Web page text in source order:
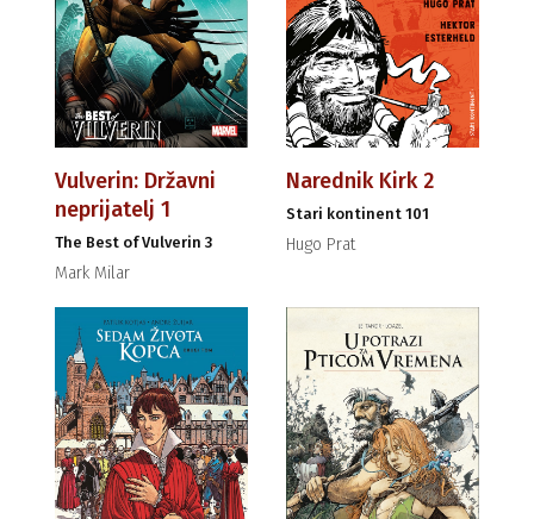
Vulverin: Državni
neprijatelj 1
The Best of Vulverin 3
Mark Milar
Narednik Kirk 2
Stari kontinent 101
Hugo Prat